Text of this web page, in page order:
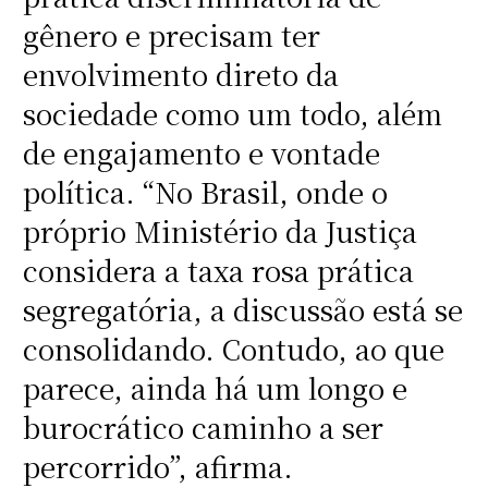
gênero e precisam ter
envolvimento direto da
sociedade como um todo, além
de engajamento e vontade
política. “No Brasil, onde o
próprio Ministério da Justiça
considera a taxa rosa prática
segregatória, a discussão está se
consolidando. Contudo, ao que
parece, ainda há um longo e
burocrático caminho a ser
percorrido”, afirma.